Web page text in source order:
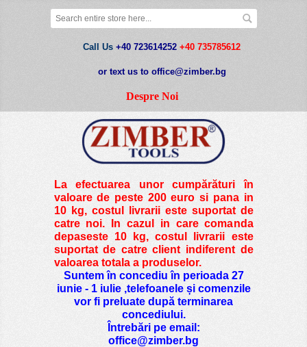
Call Us +40 723614252 +40 735785612
or text us to office@zimber.bg
Despre Noi
La efectuarea unor cumpărături în
valoare de peste200 euro si pana in
10 kg, costul livrarii este suportat de
catre noi. In cazul in care comanda
depaseste 10 kg, costul livrarii este
suportat de catre client indiferent de
valoarea totala a produselor.
Suntem în concediu în perioada 27
iunie - 1 iulie ,telefoanele și comenzile
vor fi preluate după terminarea
concediului.
Întrebări pe email:
office@zimber.bg